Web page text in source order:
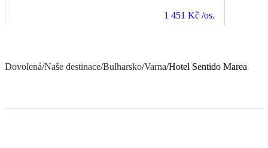
1 451 Kč /os.
Dovolená/Naše destinace/Bulharsko/Varna/Hotel Sentido Marea